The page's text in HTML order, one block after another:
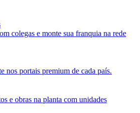
colegas e monte sua franquia na rede
nos portais premium de cada país.
e obras na planta com unidades